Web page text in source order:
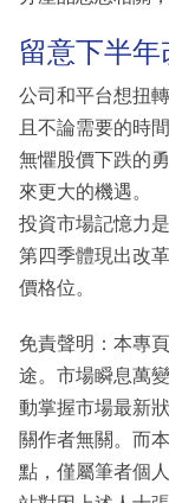
留意下半
公司和平台想扭
且不論需要的時
無懼股價下跌的
來更大的機遇。
投資市場記憶力
第四季體現出改
價格位。
免責聲明：本專
途。市場瞬息萬
動掌握市場最新
關作者無關。而
點，僅屬筆者個